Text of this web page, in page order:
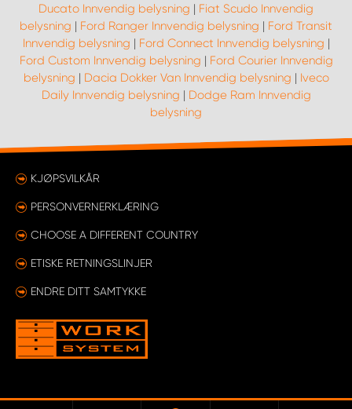
Ducato Innvendig belysning | Fiat Scudo Innvendig
belysning | Ford Ranger Innvendig belysning | Ford Transit
Innvendig belysning | Ford Connect Innvendig belysning |
Ford Custom Innvendig belysning | Ford Courier Innvendig
belysning | Dacia Dokker Van Innvendig belysning | Iveco
Daily Innvendig belysning | Dodge Ram Innvendig
belysning
KJØPSVILKÅR
PERSONVERNERKLÆRING
CHOOSE A DIFFERENT COUNTRY
ETISKE RETNINGSLINJER
ENDRE DITT SAMTYKKE